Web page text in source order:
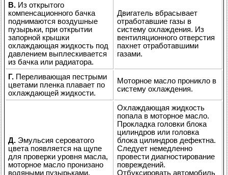
В. Из открытого
компенсационного бачка
поднимаются воздушные
пузырьки, при открытии
запорной крышки
охлаждающая жидкость под
давлением выплескивается
из бачка или радиатора.
Двигатель вбрасывает
отработавшие газы в
систему охлаждения. Из
вентиляционного отверстия
пахнет отработавшими
газами.
Г. Переливающая пестрыми
цветами пленка плавает по
охлаждающей жидкости.
Моторное масло проникло в
систему охлаждения.
Д. Эмульсия сероватого
цвета появляется на щупе
для проверки уровня масла,
моторное масло пронизано
водяными пузырьками.
Охлаждающая жидкость
попала в моторное масло.
Прокладка головки блока
цилиндров или головка
блока цилиндров дефектна.
Следует немедленно
провести диагностирование
повреждений.
Отбуксировать автомобиль